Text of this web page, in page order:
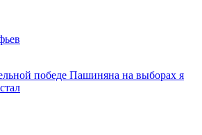
победе Пашиняна на выборах я